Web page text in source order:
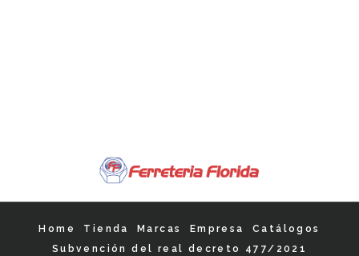
Home Tienda Marcas Empresa
Catálogos
Subvención del real decreto 477/2021